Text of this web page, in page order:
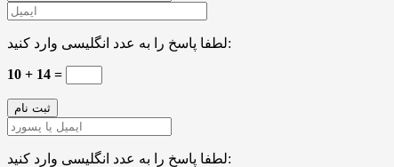
لطفا پاسخ را به عدد انگلیسی وارد کنید:
10 + 14 =
لطفا پاسخ را به عدد انگلیسی وارد کنید: